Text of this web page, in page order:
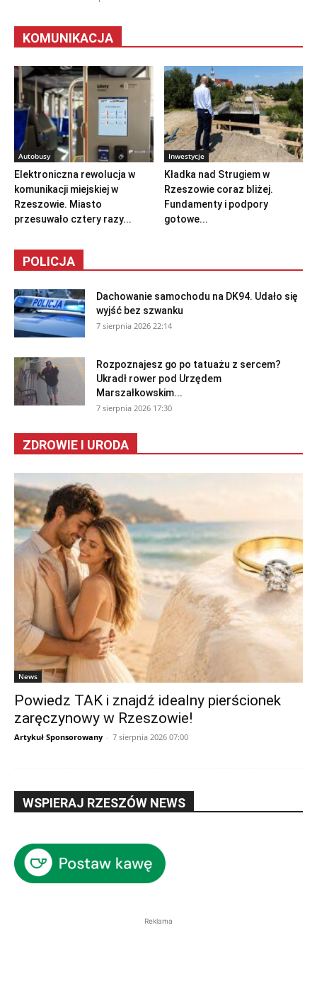
KOMUNIKACJA
Autobusy
Elektroniczna rewolucja w
komunikacji miejskiej w
Rzeszowie. Miasto
przesuwało cztery razy...
Inwestycje
Kładka nad Strugiem w
Rzeszowie coraz bliżej.
Fundamenty i podpory
gotowe...
POLICJA
Dachowanie samochodu na DK94. Udało się
wyjść bez szwanku
7 sierpnia 2026 22:14
Rozpoznajesz go po tatuażu z sercem?
Ukradł rower pod Urzędem
Marszałkowskim...
7 sierpnia 2026 17:30
ZDROWIE I URODA
News
Powiedz TAK i znajdź idealny pierścionek
zaręczynowy w Rzeszowie!
Artykuł Sponsorowany - 7 sierpnia 2026 07:00
WSPIERAJ RZESZÓW NEWS
Reklama